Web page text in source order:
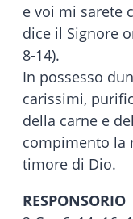
e voi mi sarete
dice il Signore
8-14).
In possesso
carissimi,
della carne e
compimento la
timore di Dio.
RESPONSORIO